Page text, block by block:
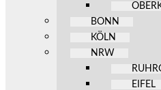
BONN
KÖLN
NRW
EIFEL